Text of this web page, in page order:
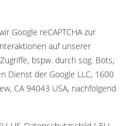
Google reCAPTCHA zur
auf unserer
bspw. durch sog. Bots,
Dienst der Google LLC, 1600
CA 94043 USA, nachfolgend